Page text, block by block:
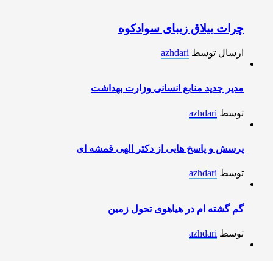
چرات ییلاق زیبای سوادکوه
ارسال توسط azhdari
مدیر جدید منابع انسانی وزارت بهداشت
توسط azhdari
پرسش و پاسخ هایی از دکتر الهی قمشه ای
توسط azhdari
گم گشته ام در هیاهوی تحول زمین
توسط azhdari